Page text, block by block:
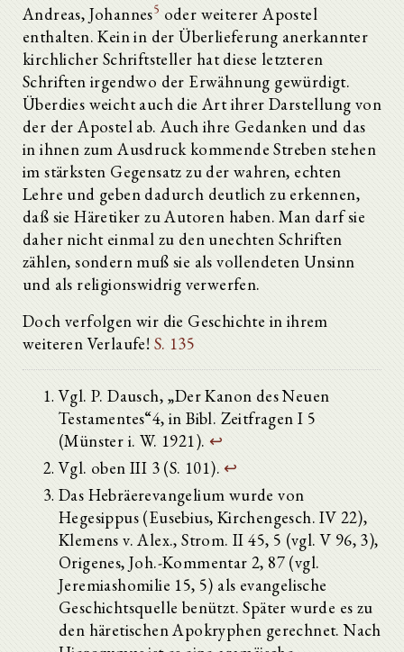
Andreas, Johannes5 oder weiterer Apostel
enthalten. Kein in der Überlieferung anerkannter
kirchlicher Schriftsteller hat diese letzteren
Schriften irgendwo der Erwähnung gewürdigt.
Überdies weicht auch die Art ihrer Darstellung von
der der Apostel ab. Auch ihre Gedanken und das
in ihnen zum Ausdruck kommende Streben stehen
im stärksten Gegensatz zu der wahren, echten
Lehre und geben dadurch deutlich zu erkennen,
daß sie Häretiker zu Autoren haben. Man darf sie
daher nicht einmal zu den unechten Schriften
zählen, sondern muß sie als vollendeten Unsinn
und als religionswidrig verwerfen.
Doch verfolgen wir die Geschichte in ihrem
weiteren Verlaufe! S. 135
Vgl. P. Dausch, „Der Kanon des Neuen
Testamentes“4, in Bibl. Zeitfragen I 5
(Münster i. W. 1921). ↩
Vgl. oben III 3 (S. 101). ↩
Das Hebräerevangelium wurde von
Hegesippus (Eusebius, Kirchengesch. IV 22),
Klemens v. Alex., Strom. II 45, 5 (vgl. V 96, 3),
Origenes, Joh.-Kommentar 2, 87 (vgl.
Jeremiashomilie 15, 5) als evangelische
Geschichtsquelle benützt. Später wurde es zu
den häretischen Apokryphen gerechnet. Nach